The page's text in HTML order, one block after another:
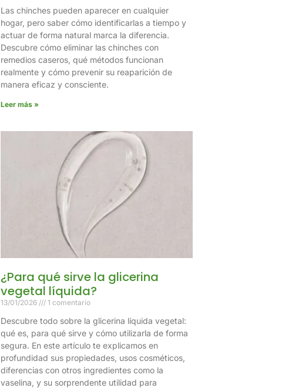
Las chinches pueden aparecer en cualquier
hogar, pero saber cómo identificarlas a tiempo y
actuar de forma natural marca la diferencia.
Descubre cómo eliminar las chinches con
remedios caseros, qué métodos funcionan
realmente y cómo prevenir su reaparición de
manera eficaz y consciente.
Leer más »
¿Para qué sirve la glicerina
vegetal líquida?
13/01/2026 1 comentario
Descubre todo sobre la glicerina líquida vegetal:
qué es, para qué sirve y cómo utilizarla de forma
segura. En este artículo te explicamos en
profundidad sus propiedades, usos cosméticos,
diferencias con otros ingredientes como la
vaselina, y su sorprendente utilidad para